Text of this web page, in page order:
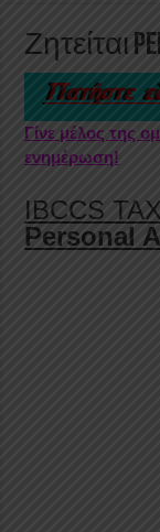
Ζητείται
Γίνε μέλος της
ενημέρωση!
IBCCS
Personal